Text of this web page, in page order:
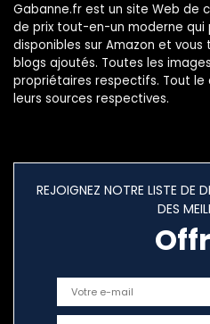
Gabanne.fr est un site Web de
de prix tout-en-un moderne
disponibles sur Amazon et
blogs ajoutés. Toutes les
propriétaires respectifs. Tout
leurs sources respectives.
REJOIGNEZ NOTRE LISTE DE
DES